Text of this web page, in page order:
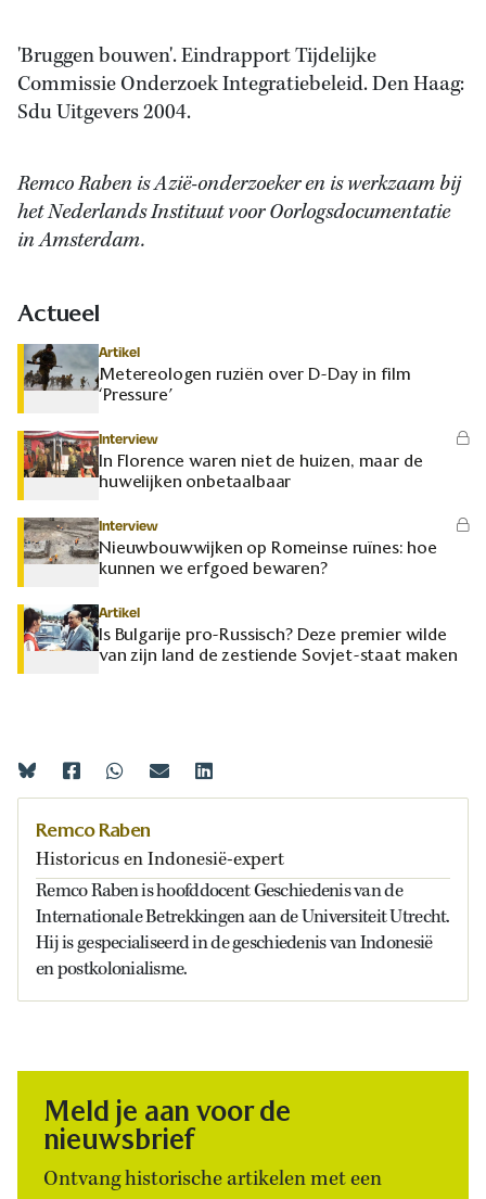
'Bruggen bouwen'. Eindrapport Tijdelijke
Commissie Onderzoek Integratiebeleid. Den Haag:
Sdu Uitgevers 2004.
Remco Raben is Azië-onderzoeker en is werkzaam bij
het Nederlands Instituut voor Oorlogsdocumentatie
in Amsterdam.
Actueel
Artikel
Metereologen ruziën over D-Day in film
‘Pressure’
Interview
In Florence waren niet de huizen, maar de
huwelijken onbetaalbaar
Interview
Nieuwbouwwijken op Romeinse ruïnes: hoe
kunnen we erfgoed bewaren?
Artikel
Is Bulgarije pro-Russisch? Deze premier wilde
van zijn land de zestiende Sovjet-staat maken
Remco Raben
Historicus en Indonesië-expert
Remco Raben is hoofddocent Geschiedenis van de
Internationale Betrekkingen aan de Universiteit Utrecht.
Hij is gespecialiseerd in de geschiedenis van Indonesië
en postkolonialisme.
Meld je aan voor de
nieuwsbrief
Ontvang historische artikelen met een